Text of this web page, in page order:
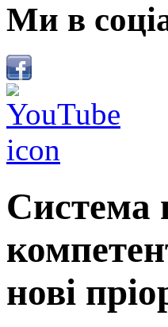
Ми в
Система
нові